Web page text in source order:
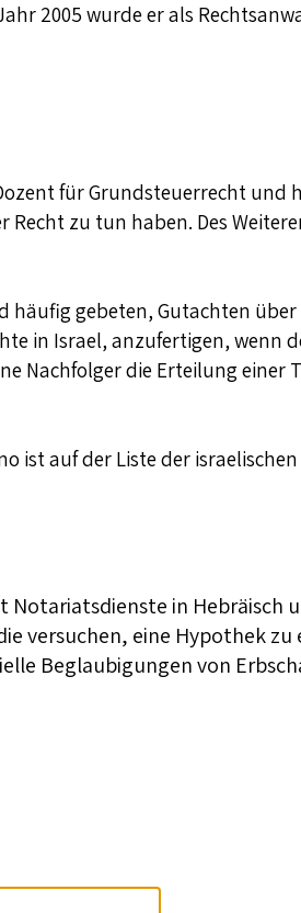
2005 wurde er als
für Grundsteuerrecht
Recht zu tun haben. Des
häufig gebeten, Gutachten
in Israel, anzufertigen, wenn
Nachfolger die Erteilung
ist auf der Liste der
Notariatsdienste in
versuchen, eine Hypothek
Beglaubigungen von